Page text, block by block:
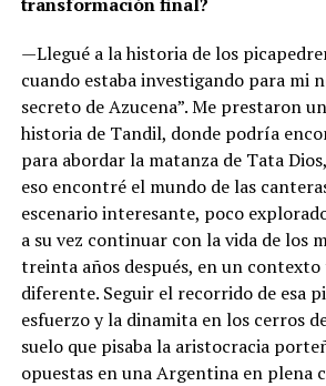
—Llegué a la historia de los
cuando estaba investigando para mi
secreto de Azucena”. Me prestaron
historia de Tandil, donde podría
para abordar la matanza de Tata
eso encontré el mundo de las
escenario interesante, poco
a su vez continuar con la vida de los
treinta años después, en un
diferente. Seguir el recorrido de esa
esfuerzo y la dinamita en los cerros
suelo que pisaba la aristocracia
opuestas en una Argentina en plena